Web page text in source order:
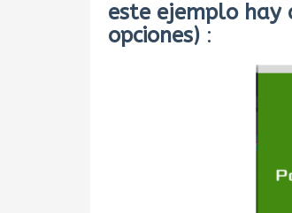
este ejemplo hay
opciones) :